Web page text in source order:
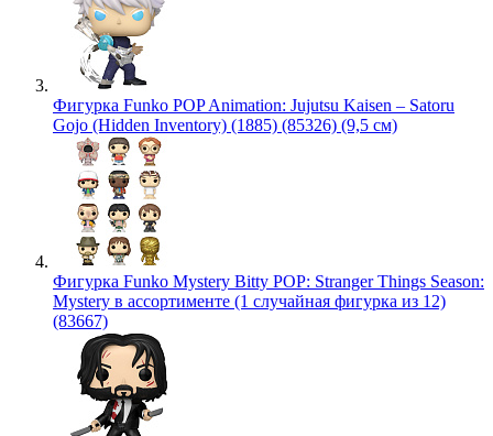
Фигурка Funko POP Animation: Jujutsu Kaisen – Satoru
Gojo (Hidden Inventory) (1885) (85326) (9,5 см)
Фигурка Funko Mystery Bitty POP: Stranger Things Season:
Mystery в ассортименте (1 случайная фигурка из 12)
(83667)